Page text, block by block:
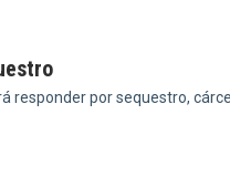
responder por sequestro,